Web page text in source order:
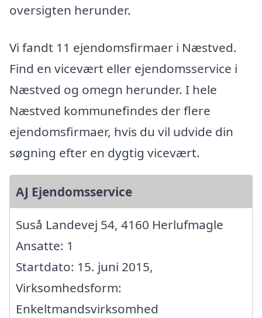
oversigten herunder.
Vi fandt 11 ejendomsfirmaer i Næstved.
Find en vicevært eller ejendomsservice i
Næstved og omegn herunder. I hele
Næstved kommunefindes der flere
ejendomsfirmaer, hvis du vil udvide din
søgning efter en dygtig vicevært.
AJ Ejendomsservice
Suså Landevej 54, 4160 Herlufmagle
Ansatte: 1
Startdato: 15. juni 2015,
Virksomhedsform:
Enkeltmandsvirksomhed